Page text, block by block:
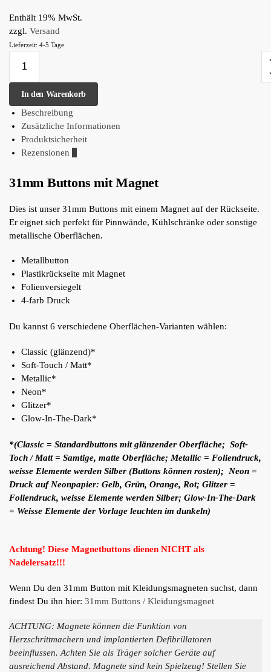
Enthält 19% MwSt.
zzgl. Versand
Lieferzeit: 4-5 Tage
In den Warenkorb
Beschreibung
Zusätzliche Informationen
Produktsicherheit
Rezensionen
31mm Buttons mit Magnet
Dies ist unser 31mm Buttons mit einem Magnet auf der Rückseite.
Er eignet sich perfekt für Pinnwände, Kühlschränke oder sonstige
metallische Oberflächen.
Metallbutton
Plastikrückseite mit Magnet
Folienversiegelt
4-farb Druck
Du kannst 6 verschiedene Oberflächen-Varianten wählen:
Classic (glänzend)*
Soft-Touch / Matt*
Metallic*
Neon*
Glitzer*
Glow-In-The-Dark*
*(Classic = Standardbuttons mit glänzender Oberfläche; Soft-
Toch / Matt = Samtige, matte Oberfläche; Metallic = Foliendruck,
weisse Elemente werden Silber (Buttons können rosten); Neon =
Druck auf Neonpapier: Gelb, Grün, Orange, Rot; Glitzer =
Foliendruck, weisse Elemente werden Silber; Glow-In-The-Dark
= Weisse Elemente der Vorlage leuchten im dunkeln)
Achtung! Diese Magnetbuttons dienen NICHT als
Nadelersatz!!!
Wenn Du den 31mm Button mit Kleidungsmagneten suchst, dann
findest Du ihn hier: 31mm Buttons / Kleidungsmagnet
ACHTUNG: Magnete können die Funktion von
Herzschrittmachern und implantierten Defibrillatoren
beeinflussen. Achten Sie als Träger solcher Geräte auf
ausreichend Abstand. Magnete sind kein Spielzeug! Stellen Sie